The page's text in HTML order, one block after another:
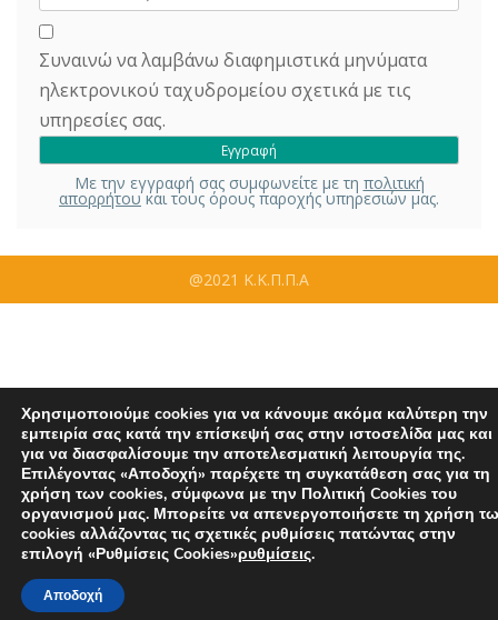
Συναινώ να λαμβάνω διαφημιστικά μηνύματα
ηλεκτρονικού ταχυδρομείου σχετικά με τις
υπηρεσίες σας.
Με την εγγραφή σας συμφωνείτε με τη πολιτική
απορρήτουκαι τους όρους παροχής υπηρεσιών μας.
@2021 Κ.Κ.Π.Π.Α
Χρησιμοποιούμε cookies για να κάνουμε ακόμα καλύτερη την
εμπειρία σας κατά την επίσκεψή σας στην ιστοσελίδα μας και
για να διασφαλίσουμε την αποτελεσματική λειτουργία της.
Επιλέγοντας «Αποδοχή» παρέχετε τη συγκατάθεση σας για τη
χρήση των cookies, σύμφωνα με την Πολιτική Cookies του
οργανισμού μας. Μπορείτε να απενεργοποιήσετε τη χρήση
cookies αλλάζοντας τις σχετικές ρυθμίσεις πατώντας στην
επιλογή «Ρυθμίσεις Cookies»ρυθμίσεις.
Αποδοχή